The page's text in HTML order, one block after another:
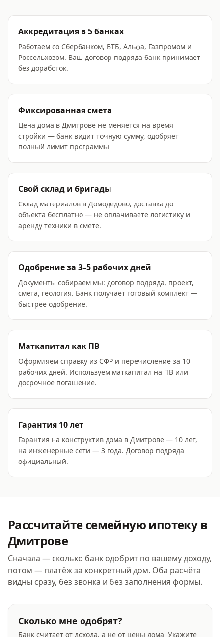
Аккредитация в 5 банках
Работаем со Сбербанком, ВТБ, Альфа, Газпромом и
Россельхозом. Ваш договор подряда банк принимает
без доработок.
Фиксированная смета
Цена дома в Дмитрове не меняется на время
стройки — банк видит точную сумму, одобряет
полный лимит программы.
Свой склад и бригады
Склад материалов в Домодедово, доставка до
объекта бесплатно — не оплачиваете логистику и
аренду техники в смете.
Одобрение за 3–5 рабочих дней
Документы собираем мы: договор подряда, проект,
смета, геология. Банк получает готовый комплект —
быстрее одобрение.
Маткапитал как ПВ
Оформляем справку из СФР и перечисление за 10
рабочих дней. Используем маткапитал на ПВ или
досрочное погашение.
Гарантия 10 лет
Гарантия на конструктив дома в Дмитрове — 10 лет,
на инженерные сети — 3 года. Договор подряда
официальный.
Рассчитайтесемейную ипотеку в
Дмитрове
Сначала — сколько банк одобрит по вашему доходу,
потом — платёж за конкретный дом. Оба расчёта
видны сразу, без звонка и без заполнения формы.
Сколько мне одобрят?
Банк считает от дохода, а не от цены дома. Укажите